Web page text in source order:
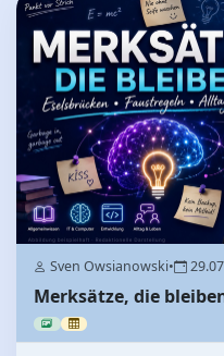
Sven Owsianowski•
Merksätze, die